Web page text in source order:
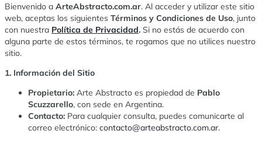
Bienvenido a ArteAbstracto.com.ar. Al acceder y utilizar este sitio
web, aceptas los siguientes Términos y Condiciones de Uso, junto
con nuestra Política de Privacidad. Si no estás de acuerdo con
alguna parte de estos términos, te rogamos que no utilices nuestro
sitio.
1. Información del Sitio
Propietario: Arte Abstracto es propiedad de Pablo
Scuzzarello, con sede en Argentina.
Contacto: Para cualquier consulta, puedes comunicarte al
correo electrónico: contacto@arteabstracto.com.ar.